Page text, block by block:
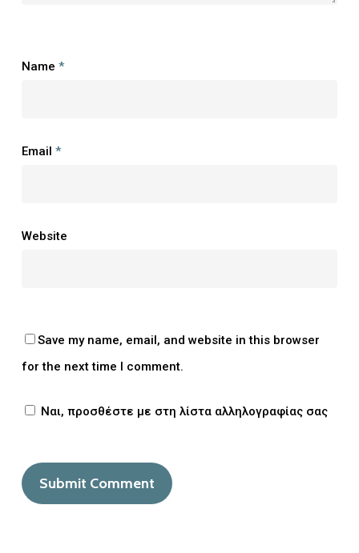
Name *
Email *
Website
Save my name, email, and website in this browser
for the next time I comment.
Ναι, προσθέστε με στη λίστα αλληλογραφίας σας